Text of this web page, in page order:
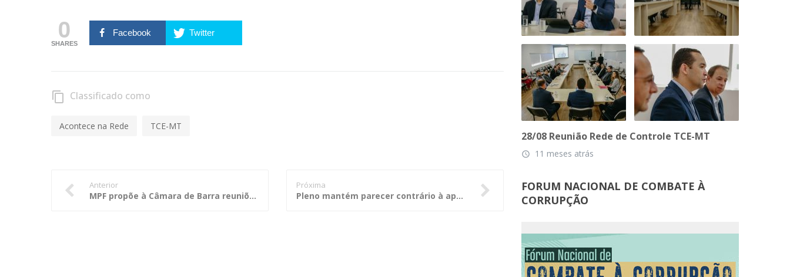
0
SHARES
Facebook Twitter
content_copy Classificado como
Acontece na Rede TCE-MT
Anterior
MPF propõe à Câmara de Barra reuniões mensais nos moldes do Consciência Cidadã
Próxima
Pleno mantém parecer contrário à aprovação das contas de governo de Arenápolis
28/08 Reunião Rede de Controle TCE-MT
access_time 11 meses atrás
FORUM NACIONAL DE COMBATE À
CORRUPÇÃO